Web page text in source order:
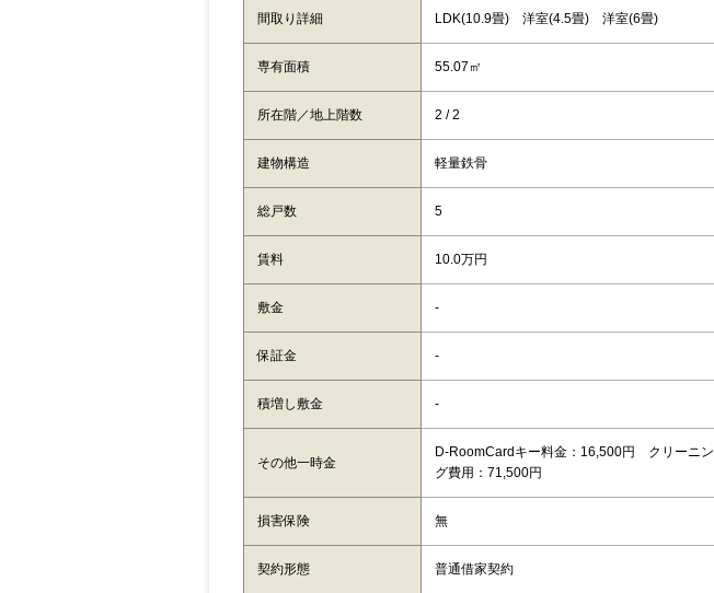
間取り詳細 LDK(10.9畳) 洋室(4.5畳) 洋室(6畳)
専有面積 55.07㎡
所在階／地上階数 2 / 2
建物構造 軽量鉄骨
総戸数 5
賃料 10.0万円
敷金 -
保証金 -
積増し敷金 -
その他一時金
D-RoomCardキー料金：16,500円 クリーニン
グ費用：71,500円
損害保険 無
契約形態 普通借家契約